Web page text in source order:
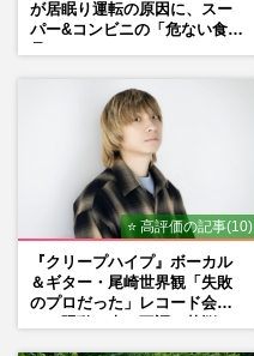
が居眠り運転の原因に、スー
パー&コンビニの「危ない食
⭐ 高評価の記事(10)
『クリープハイプ』ボーカル
＆ギター・尾崎世界観「失敗
のプロだった」レコード会社